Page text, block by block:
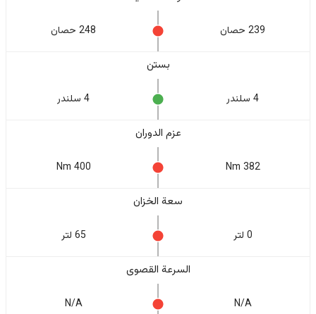
239 حصان 248 حصان
بستن
4 سلندر 4 سلندر
عزم الدوران
382 Nm
400 Nm
سعة الخزان
0 لتر 65 لتر
السرعة القصوى
N/A
N/A